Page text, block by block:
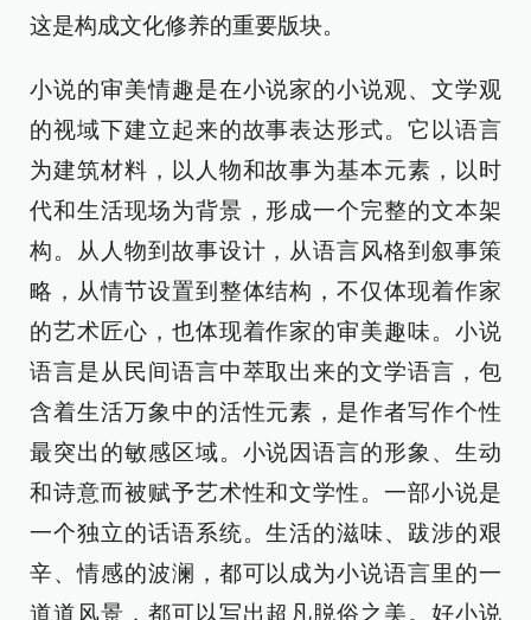
这是构成文化修养的重要版块。
小说的审美情趣是在小说家的小说观、文学观
的视域下建立起来的故事表达形式。它以语言
为建筑材料，以人物和故事为基本元素，以时
代和生活现场为背景，形成一个完整的文本架
构。从人物到故事设计，从语言风格到叙事策
略，从情节设置到整体结构，不仅体现着作家
的艺术匠心，也体现着作家的审美趣味。小说
语言是从民间语言中萃取出来的文学语言，包
含着生活万象中的活性元素，是作者写作个性
最突出的敏感区域。小说因语言的形象、生动
和诗意而被赋予艺术性和文学性。一部小说是
一个独立的话语系统。生活的滋味、跋涉的艰
辛、情感的波澜，都可以成为小说语言里的一
道道风景，都可以写出超凡脱俗之美。好小说